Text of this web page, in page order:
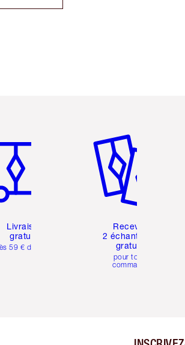
Livraison
gratuite
59 € d'achats
Recevez
2 échantillons
gratuits
pour toute
commande